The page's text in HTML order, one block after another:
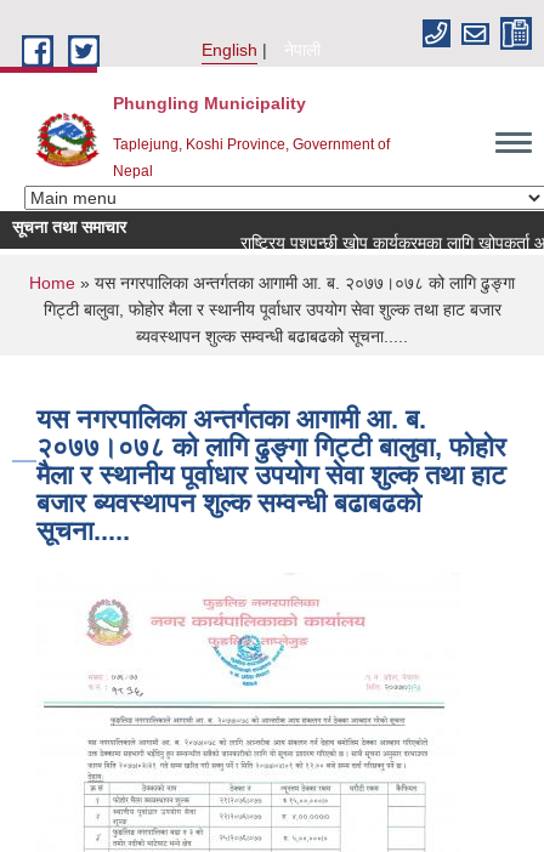
English
नेपाली
Phungling Municipality
Taplejung, Koshi Province, Government of
Nepal
सूचना तथा समाचार
राष्ट्रिय पशुपन्छी खोप कार्यक्रमका लागि खोपकर्ता
You are here
Home » यस नगरपालिका अन्तर्गतका आगामी आ. ब. २०७७।०७८ को लागि ढुङ्गा
गिट्टी बालुवा, फोहोर मैला र स्थानीय पूर्वाधार उपयोग सेवा शुल्क तथा हाट बजार
ब्यवस्थापन शुल्क सम्वन्धी बढाबढको सूचना.....
यस नगरपालिका अन्तर्गतका आगामी आ. ब.
२०७७।०७८ को लागि ढुङ्गा गिट्टी बालुवा, फोहोर
मैला र स्थानीय पूर्वाधार उपयोग सेवा शुल्क तथा हाट
बजार ब्यवस्थापन शुल्क सम्वन्धी बढाबढको
सूचना.....